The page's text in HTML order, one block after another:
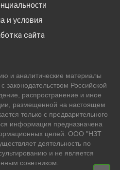
и условия
сайта
и аналитические материалы
законодательством Российской
распространение и иное
размещенной на настоящем
только с предварительного
информация предназначена
целей. ООО "НЗТ
деятельность по
и не является
советником.